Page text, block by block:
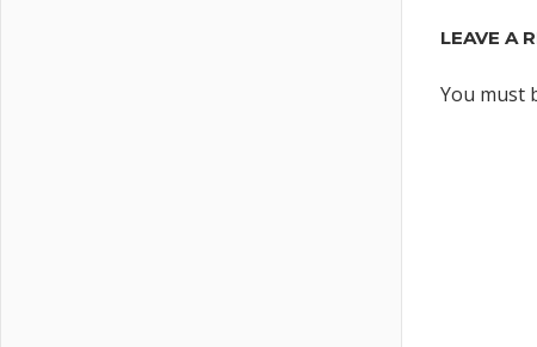
LEAVE A
You must